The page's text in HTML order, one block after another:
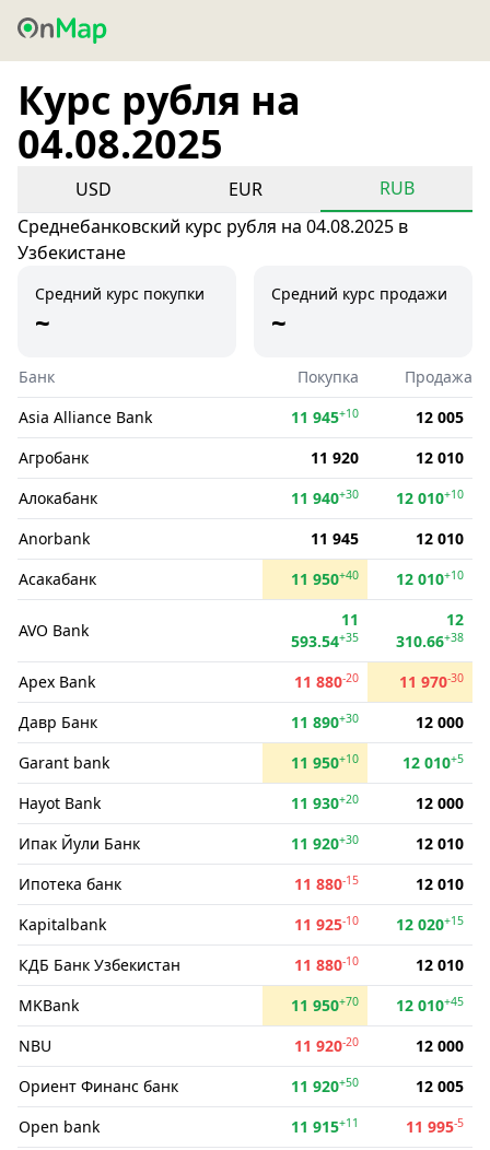
Курс рубля на
04.08.2025
USD EUR
RUB
Среднебанковский курс рубля на 04.08.2025 в
Узбекистане
Средний курс покупки
~
Средний курс продажи
~
Банк Покупка
Продажа
Asia Alliance Bank
11 945+10
12 005
Агробанк
11 920
12 010
Алокабанк
11 940+30 12 010+10
Anorbank 11 945
12 010
Асакабанк
11 950+40 12 010+10
AVO Bank
11
593.54+35
12
310.66+38
Apex Bank 11 880-20 11 970-30
Давр Банк 11 890+30
12 000
Garant bank
11 950+10 12 010+5
Hayot Bank 11 930+20
12 000
Ипак Йули Банк
11 920+30
12 010
Ипотека банк
11 880-15
12 010
Kapitalbank
11 925-10 12 020+15
КДБ Банк Узбекистан 11 880-10
12 010
MKBank
11 950+70 12 010+45
NBU 11 920-20
12 000
Ориент Финанс банк
11 920+50
12 005
Open bank
11 915+11 11 995-5